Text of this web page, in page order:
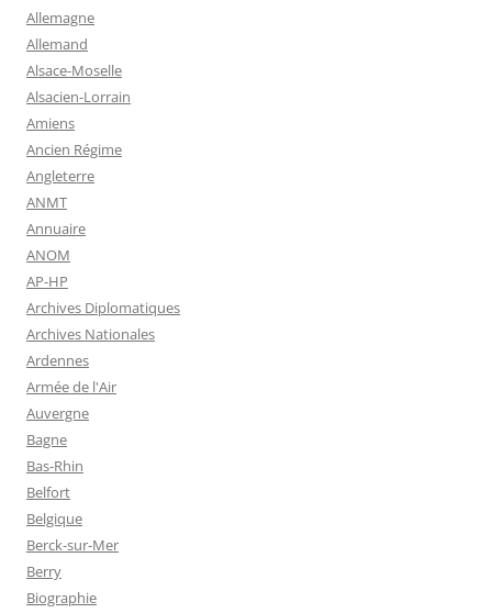
Allemagne
Allemand
Alsace-Moselle
Alsacien-Lorrain
Amiens
Ancien Régime
Angleterre
ANMT
Annuaire
ANOM
AP-HP
Archives Diplomatiques
Archives Nationales
Ardennes
Armée de l'Air
Auvergne
Bagne
Bas-Rhin
Belfort
Belgique
Berck-sur-Mer
Berry
Biographie